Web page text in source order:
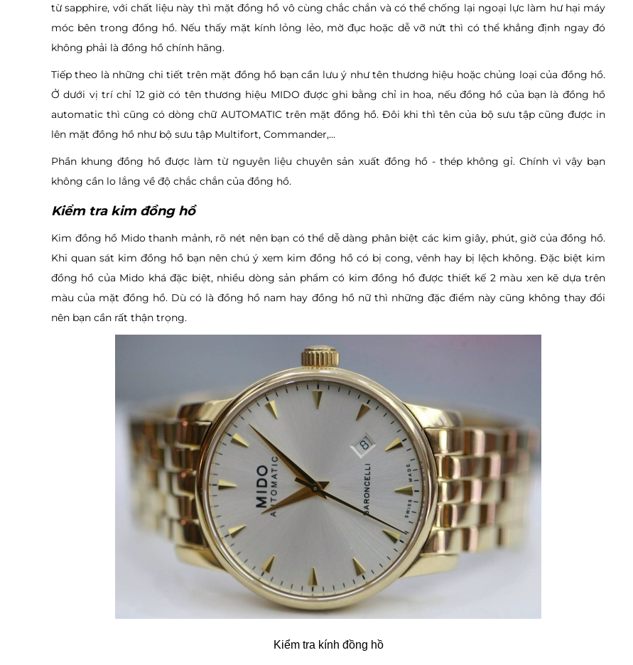
từ sapphire, với chất liệu này thì mặt đồng hồ vô cùng chắc chắn và có thể chống lại ngoại lực làm hư hại máy
móc bên trong đồng hồ. Nếu thấy mặt kính lỏng lẻo, mờ đục hoặc dễ vỡ nứt thì có thể khẳng định ngay đó
không phải là đồng hồ chính hãng.
Tiếp theo là những chi tiết trên mặt đồng hồ bạn cần lưu ý như tên thương hiệu hoặc chủng loại của đồng hồ.
Ở dưới vị trí chỉ 12 giờ có tên thương hiệu MIDO được ghi bằng chỉ in hoa, nếu đồng hồ của bạn là đồng hồ
automatic thì cũng có dòng chữ AUTOMATIC trên mặt đồng hồ. Đôi khi thì tên của bộ sưu tập cũng được in
lên mặt đồng hồ như bộ sưu tập Multifort, Commander,...
Phần khung đồng hồ được làm từ nguyên liệu chuyên sản xuất đồng hồ - thép không gỉ. Chính vì vậy bạn
không cần lo lắng về độ chắc chắn của đồng hồ.
Kiểm tra kim đồng hồ
Kim đồng hồ Mido thanh mảnh, rõ nét nên bạn có thể dễ dàng phân biệt các kim giây, phút, giờ của đồng hồ.
Khi quan sát kim đồng hồ bạn nên chú ý xem kim đồng hồ có bị cong, vênh hay bị lệch không. Đặc biệt kim
đồng hồ của Mido khá đặc biệt, nhiều dòng sản phẩm có kim đồng hồ được thiết kế 2 màu xen kẽ dựa trên
màu của mặt đồng hồ. Dù có là đồng hồ nam hay đồng hồ nữ thì những đặc điểm này cũng không thay đổi
nên bạn cần rất thận trọng.
Kiểm tra kính đồng hồ